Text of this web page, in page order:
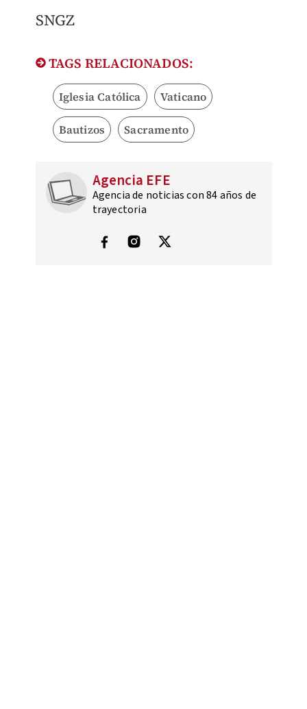
SNGZ
TAGS RELACIONADOS:
Iglesia Católica Vaticano
Bautizos Sacramento
Agencia EFE
Agencia de noticias con 84 años de
trayectoria